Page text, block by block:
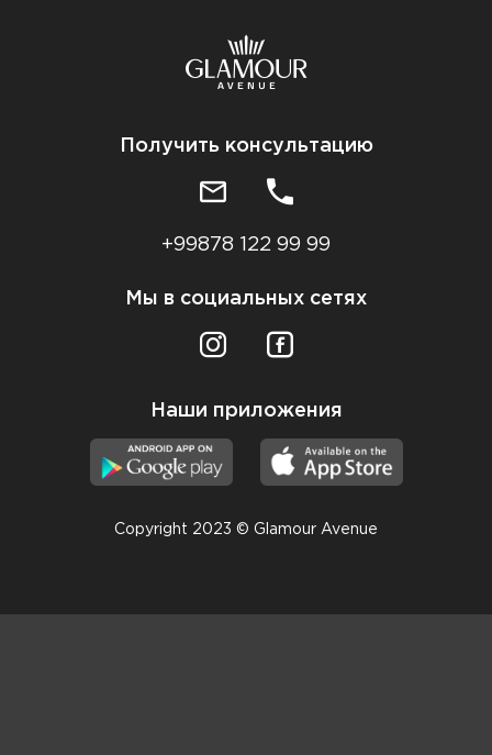
Получить консультацию
+99878 122 99 99
Мы в социальных сетях
Наши приложения
Copyright 2023 © Glamour Avenue